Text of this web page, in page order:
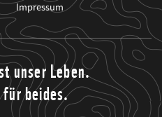
Impressum
unser Leben.
für beides.